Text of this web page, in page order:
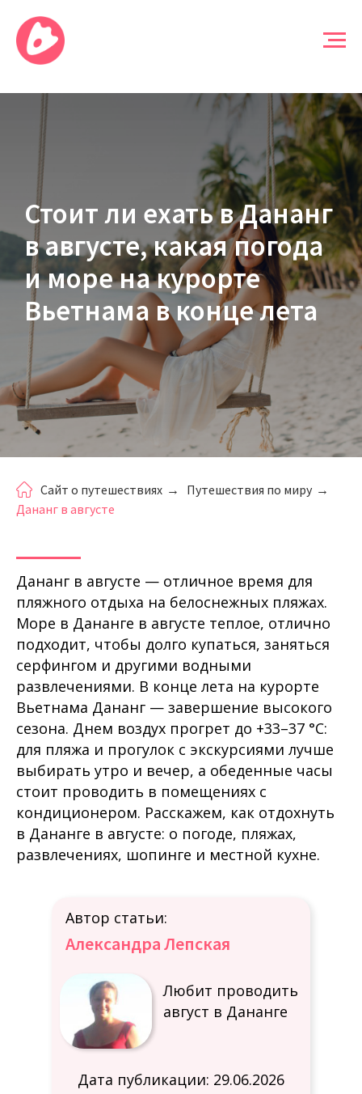
Стоит ли ехать в Дананг
в августе, какая погода
и море на курорте
Вьетнама в конце лета
Сайт о путешествиях → Путешествия по миру →
Дананг в августе
Дананг в августе — отличное время для
пляжного отдыха на белоснежных пляжах.
Море в Дананге в августе теплое, отлично
подходит, чтобы долго купаться, заняться
серфингом и другими водными
развлечениями. В конце лета на курорте
Вьетнама Дананг — завершение высокого
сезона. Днем воздух прогрет до +33–37 °C:
для пляжа и прогулок с экскурсиями лучше
выбирать утро и вечер, а обеденные часы
стоит проводить в помещениях с
кондиционером. Расскажем, как отдохнуть
в Дананге в августе: о погоде, пляжах,
развлечениях, шопинге и местной кухне.
Дата публикации: 29.06.2026
Автор статьи:
Любит проводить
август в Дананге
Александра Лепская